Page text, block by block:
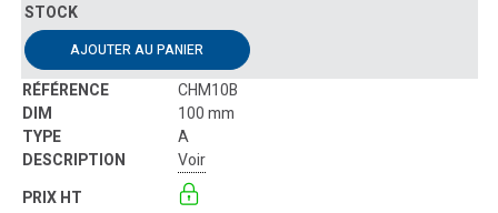
AJOUTER AU PANIER
CHM10B
100 mm
A
Voir